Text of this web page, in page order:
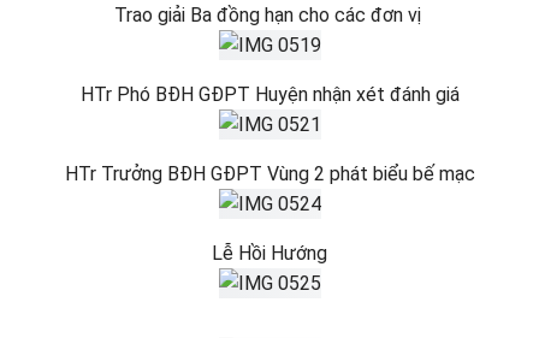
Trao giải Ba đồng hạn cho các đơn vị
HTr Phó BĐH GĐPT Huyện nhận xét đánh giá
HTr Trưởng BĐH GĐPT Vùng 2 phát biểu bế mạc
Lễ Hồi Hướng